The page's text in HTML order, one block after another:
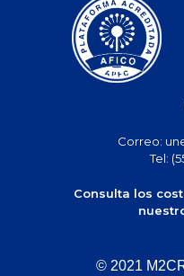
Correo:
Tel:
Consulta los
© 2021